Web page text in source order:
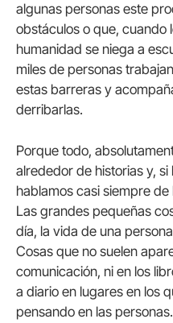
algunas personas este
obstáculos o que, cuando
humanidad se niega a
miles de personas
estas barreras y
derribarlas.
Porque todo,
alrededor de historias y,
hablamos casi siempre
Las grandes pequeñas
día, la vida de una
Cosas que no suelen
comunicación, ni en los
a diario en lugares en los
pensando en las